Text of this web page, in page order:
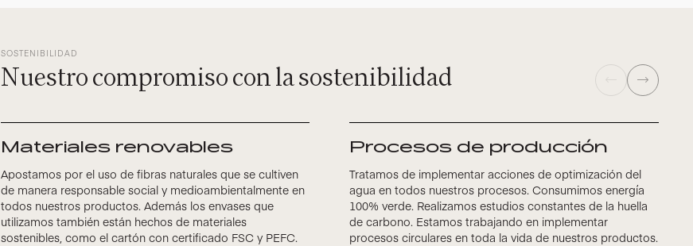
SOSTENIBILIDAD
Nuestro compromiso con la sostenibilidad
Materiales renovables
Apostamos por el uso de fibras naturales que se cultiven
de manera responsable social y medioambientalmente en
todos nuestros productos. Además los envases que
utilizamos también están hechos de materiales
sostenibles, como el cartón con certificado FSC y PEFC.
Procesos de producción
Tratamos de implementar acciones de optimización del
agua en todos nuestros procesos. Consumimos energía
100% verde. Realizamos estudios constantes de la huella
de carbono. Estamos trabajando en implementar
procesos circulares en toda la vida de nuestros productos.